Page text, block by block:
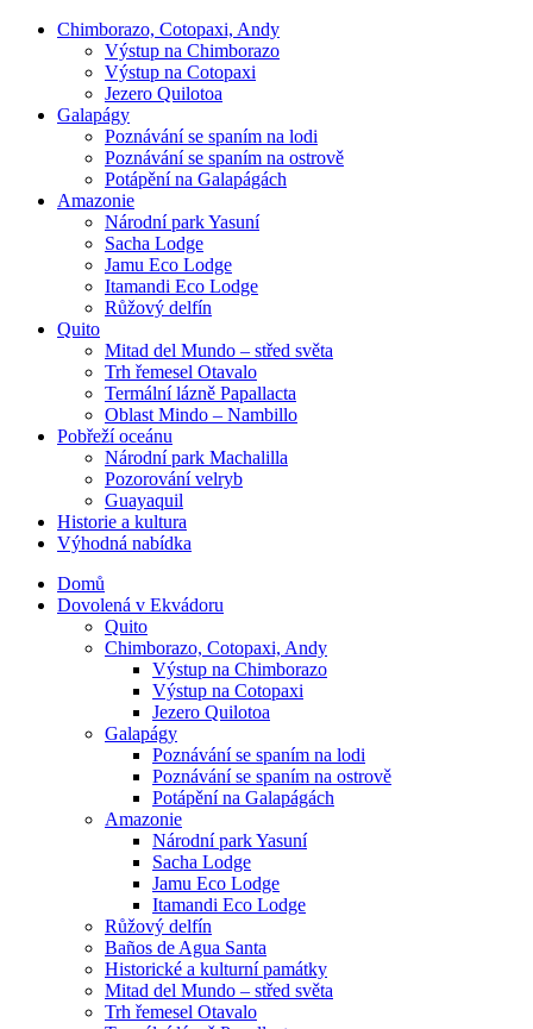
nahoruChimborazo, Cotopaxi, Andy
Výstup na Chimborazo
Výstup na Cotopaxi
Jezero Quilotoa
Galapágy
Poznávání se spaním na lodi
Poznávání se spaním na ostrově
Potápění na Galapágách
Amazonie
Národní park Yasuní
Sacha Lodge
Jamu Eco Lodge
Itamandi Eco Lodge
Růžový delfín
Quito
Mitad del Mundo – střed světa
Trh řemesel Otavalo
Termální lázně Papallacta
Oblast Mindo – Nambillo
Pobřeží oceánu
Národní park Machalilla
Pozorování velryb
Guayaquil
Historie a kultura
Výhodná nabídka
Domů
Dovolená v Ekvádoru
Quito
Chimborazo, Cotopaxi, Andy
Výstup na Chimborazo
Výstup na Cotopaxi
Jezero Quilotoa
Galapágy
Poznávání se spaním na lodi
Poznávání se spaním na ostrově
Potápění na Galapágách
Amazonie
Národní park Yasuní
Sacha Lodge
Jamu Eco Lodge
Itamandi Eco Lodge
Růžový delfín
Baños de Agua Santa
Historické a kulturní památky
Mitad del Mundo – střed světa
Trh řemesel Otavalo